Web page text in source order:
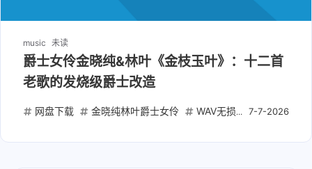
music 未读
爵士女伶金晓纯&林叶《金枝玉叶》：十二首
老歌的发烧级爵士改造
7-7-2026
网盘下载 金晓纯林叶爵士女伶 WAV无损发烧碟 国语